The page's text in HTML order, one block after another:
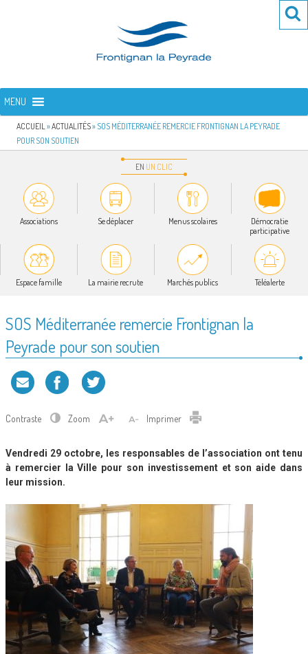
FRONTIGNAN LA PEYRADE
MENU
ACCUEIL »ACTUALITÉS» SOS MÉDITERRANÉE REMERCIE FRONTIGNAN LA PEYRADE
POUR SON SOUTIEN
EN UN CLIC
Associations Se déplacer Menus scolaires
Démocratie
participative
Espace famille La mairie recrute Marchés publics Téléalerte
SOS Méditerranée remercie Frontignan la
Peyrade pour son soutien
Contraste Zoom Imprimer
Vendredi 29 octobre, les responsables de l’association ont tenu
à remercier la Ville pour son investissement et son aide dans
leur mission.